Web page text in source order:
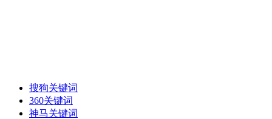
搜狗关键词
360关键词
神马关键词